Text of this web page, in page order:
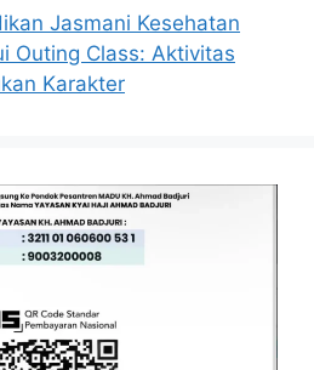
Jasmani Kesehatan
Outing Class: Aktivitas
Karakter